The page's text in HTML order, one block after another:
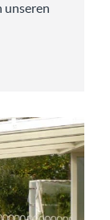
unseren